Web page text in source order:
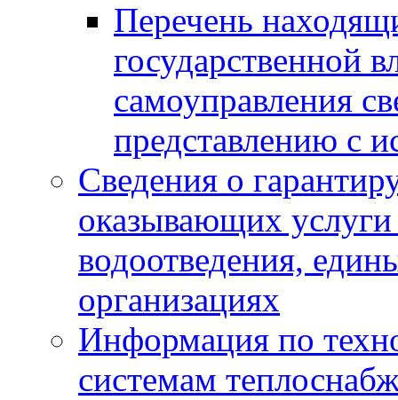
Перечень
государственной
самоуправления
представлению с
Сведения о
оказывающих
водоотведения,
организациях
Информация по
системам